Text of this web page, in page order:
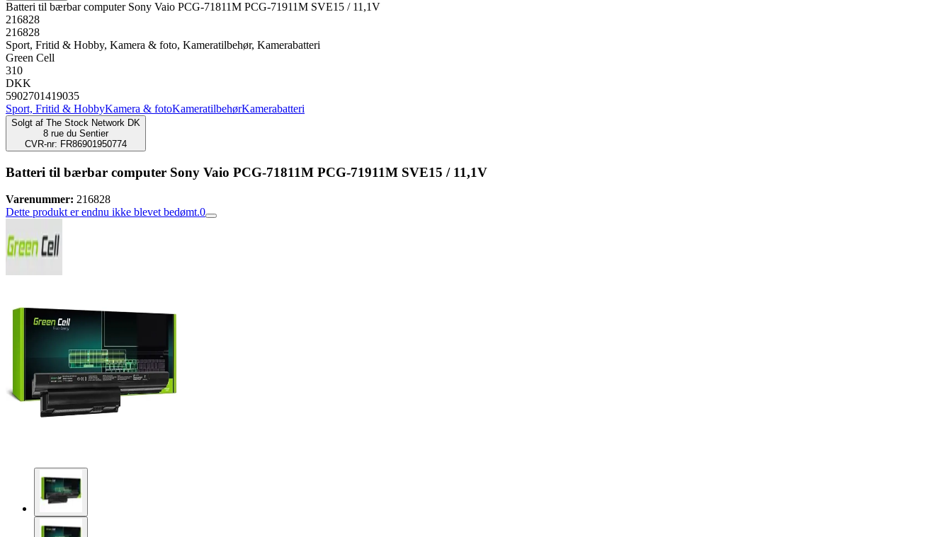
Batteri til bærbar computer Sony Vaio PCG-71811M PCG-71911M SVE15 / 11,1V
216828
216828
Sport, Fritid & Hobby, Kamera & foto, Kameratilbehør, Kamerabatteri
Green Cell
310
DKK
5902701419035
Sport, Fritid & HobbyKamera & fotoKameratilbehørKamerabatteri
Solgt af The Stock Network DK
8 rue du Sentier
CVR-nr: FR86901950774
Batteri til bærbar computer Sony Vaio PCG-71811M PCG-71911M SVE15 / 11,1V
Varenummer: 216828
Dette produkt er endnu ikke blevet bedømt.0